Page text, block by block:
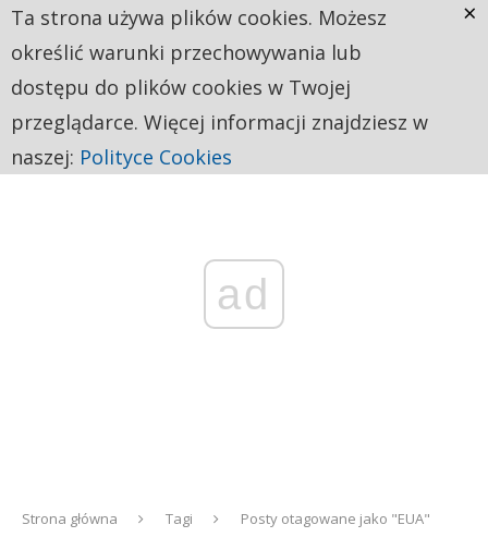
ad
Strona główna Tagi Posty otagowane jako "EUA"
Ta strona używa plików cookies. Możesz
określić warunki przechowywania lub
dostępu do plików cookies w Twojej
przeglądarce. Więcej informacji znajdziesz w
naszej: Polityce Cookies
×